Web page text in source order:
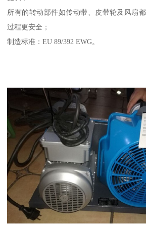
所有的转动部件如传动带、皮带轮及风扇
过程更安全；
制造标准：EU 89/392 EWG。